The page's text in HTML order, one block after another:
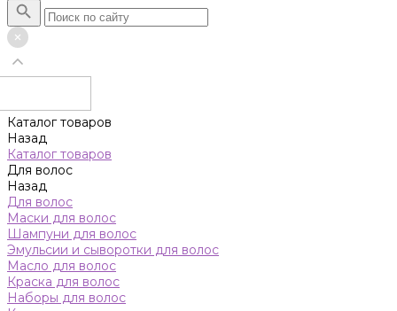
Каталог товаров
Назад
Каталог товаров
Для волос
Назад
Для волос
Маски для волос
Шампуни для волос
Эмульсии и сыворотки для волос
Масло для волос
Краска для волос
Наборы для волос